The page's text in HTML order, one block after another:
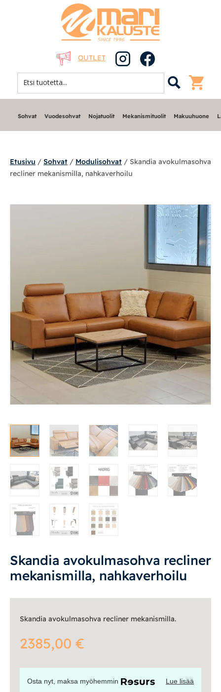
OUTLET
3-istuttavat sohvat
Divaanisohvat
Sohvan hoitoaineet
Nojatuolit
Mekanismituolit
Makuuhuone
Pöydät ja tuolit
Työpöydät ja työtuolit
Matot
Valaisimet
Vuodesohvat
Senioreille
Sohvat Vuodesohvat Nojatuolit Mekanismituolit Makuuhuone
Etusivu / Sohvat / Modulisohvat / Skandia avokulmasohva
recliner mekanismilla, nahkaverhoilu
Skandia avokulmasohva recliner
mekanismilla, nahkaverhoilu
Skandia avokulmasohva recliner mekanismilla.
2385,00 €
Osta nyt, maksa myöhemmin Lue lisää